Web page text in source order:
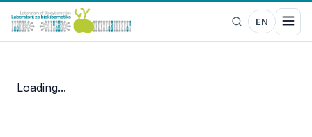
EN
Loading...